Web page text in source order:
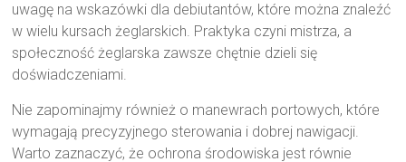
uwagę na wskazówki dla debiutantów, które można znaleźć
w wielu kursach żeglarskich. Praktyka czyni mistrza, a
społeczność żeglarska zawsze chętnie dzieli się
doświadczeniami.
Nie zapominajmy również o manewrach portowych, które
wymagają precyzyjnego sterowania i dobrej nawigacji.
Warto zaznaczyć, że ochrona środowiska jest równie